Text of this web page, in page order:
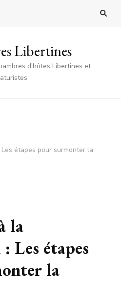
Libertines
d'hôtes Libertines et
étapes pour surmonter la
la
Les étapes
la